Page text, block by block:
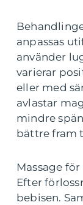
anpassas
använder
varierar
eller med
avlastar
mindre
bättre fram
Massage
Efter
bebisen.